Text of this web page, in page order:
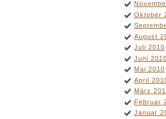
Oktober
August
Juli 2010
Juni 2010
Mai 2010
April
März
Februar
Januar